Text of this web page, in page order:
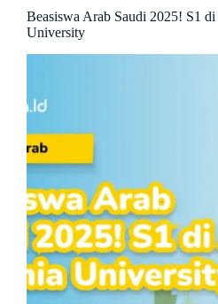
Beasiswa Arab Saudi 2025! S1
University